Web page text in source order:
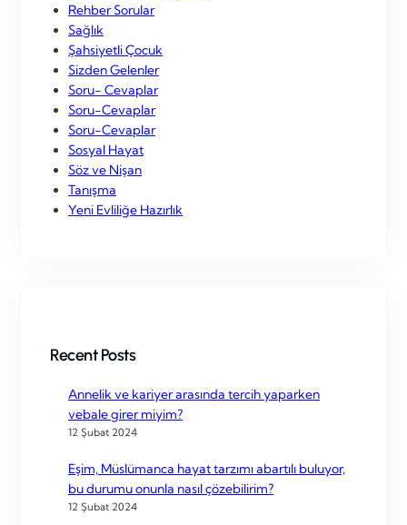
Rehber Sorular
Sağlık
Şahsiyetli Çocuk
Sizden Gelenler
Soru- Cevaplar
Soru-Cevaplar
Soru-Cevaplar
Sosyal Hayat
Söz ve Nişan
Tanışma
Yeni Evliliğe Hazırlık
Recent Posts
Annelik ve kariyer arasında tercih yaparken
vebale girer miyim?
12 Şubat 2024
Eşim, Müslümanca hayat tarzımı abartılı buluyor,
bu durumu onunla nasıl çözebilirim?
12 Şubat 2024